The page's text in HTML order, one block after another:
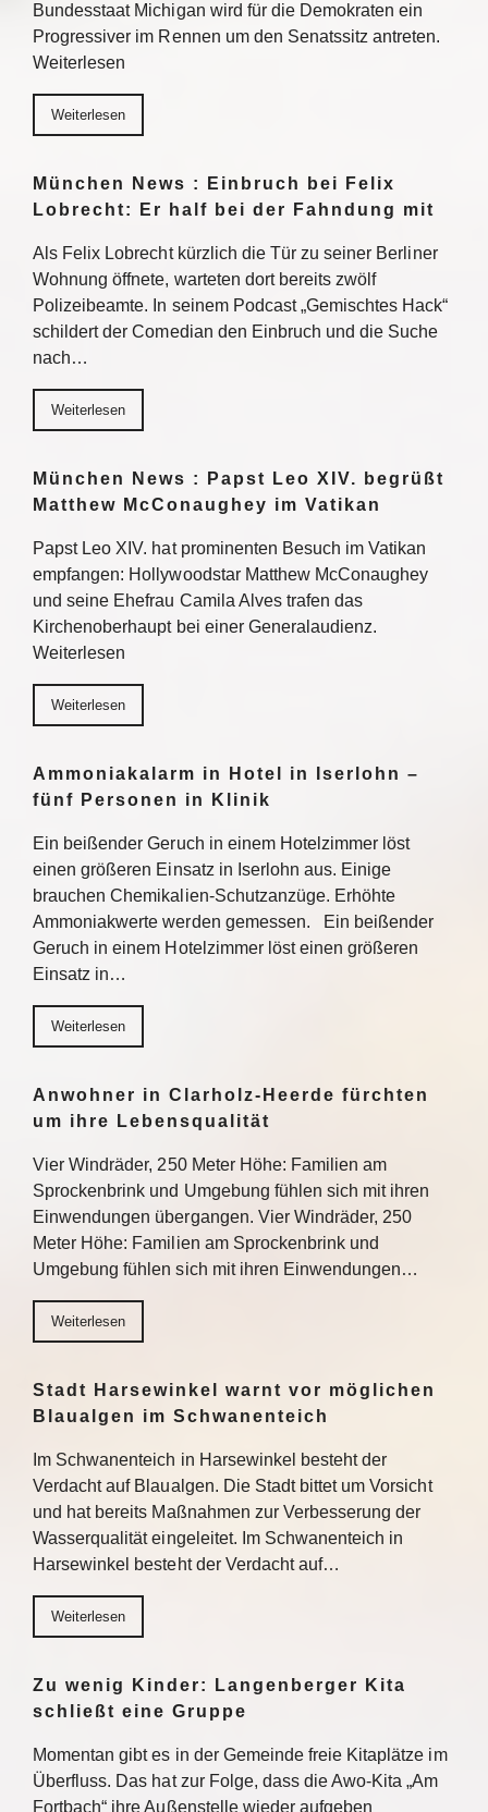
Bundesstaat Michigan wird für die Demokraten ein
Progressiver im Rennen um den Senatssitz antreten.
Weiterlesen
Weiterlesen
München News : Einbruch bei Felix
Lobrecht: Er half bei der Fahndung mit
Als Felix Lobrecht kürzlich die Tür zu seiner Berliner
Wohnung öffnete, warteten dort bereits zwölf
Polizeibeamte. In seinem Podcast „Gemischtes Hack“
schildert der Comedian den Einbruch und die Suche
nach…
Weiterlesen
München News : Papst Leo XIV. begrüßt
Matthew McConaughey im Vatikan
Papst Leo XIV. hat prominenten Besuch im Vatikan
empfangen: Hollywoodstar Matthew McConaughey
und seine Ehefrau Camila Alves trafen das
Kirchenoberhaupt bei einer Generalaudienz.
Weiterlesen
Weiterlesen
Ammoniakalarm in Hotel in Iserlohn –
fünf Personen in Klinik
Ein beißender Geruch in einem Hotelzimmer löst
einen größeren Einsatz in Iserlohn aus. Einige
brauchen Chemikalien-Schutzanzüge. Erhöhte
Ammoniakwerte werden gemessen. Ein beißender
Geruch in einem Hotelzimmer löst einen größeren
Einsatz in…
Weiterlesen
Anwohner in Clarholz-Heerde fürchten
um ihre Lebensqualität
Vier Windräder, 250 Meter Höhe: Familien am
Sprockenbrink und Umgebung fühlen sich mit ihren
Einwendungen übergangen. Vier Windräder, 250
Meter Höhe: Familien am Sprockenbrink und
Umgebung fühlen sich mit ihren Einwendungen…
Weiterlesen
Stadt Harsewinkel warnt vor möglichen
Blaualgen im Schwanenteich
Im Schwanenteich in Harsewinkel besteht der
Verdacht auf Blaualgen. Die Stadt bittet um Vorsicht
und hat bereits Maßnahmen zur Verbesserung der
Wasserqualität eingeleitet. Im Schwanenteich in
Harsewinkel besteht der Verdacht auf…
Weiterlesen
Zu wenig Kinder: Langenberger Kita
schließt eine Gruppe
Momentan gibt es in der Gemeinde freie Kitaplätze im
Überfluss. Das hat zur Folge, dass die Awo-Kita „Am
Fortbach“ ihre Außenstelle wieder aufgeben